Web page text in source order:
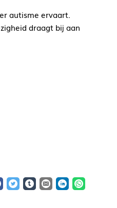
autisme ervaart.
draagt bij aan